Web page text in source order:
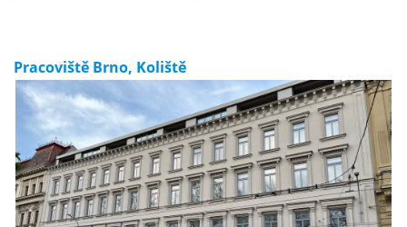
Pracoviště Brno, Koliště